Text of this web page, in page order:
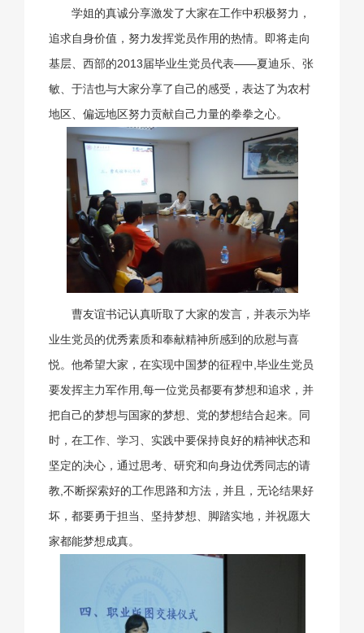
学姐的真诚分享激发了大家在工作中积极努力，
追求自身价值，努力发挥党员作用的热情。即将走向
基层、西部的2013届毕业生党员代表——夏迪乐、张
敏、于洁也与大家分享了自己的感受，表达了为农村
地区、偏远地区努力贡献自己力量的拳拳之心。
曹友谊书记认真听取了大家的发言，并表示为毕
业生党员的优秀素质和奉献精神所感到的欣慰与喜
悦。他希望大家，在实现中国梦的征程中,毕业生党员
要发挥主力军作用,每一位党员都要有梦想和追求，并
把自己的梦想与国家的梦想、党的梦想结合起来。同
时，在工作、学习、实践中要保持良好的精神状态和
坚定的决心，通过思考、研究和向身边优秀同志的请
教,不断探索好的工作思路和方法，并且，无论结果好
坏，都要勇于担当、坚持梦想、脚踏实地，并祝愿大
家都能梦想成真。